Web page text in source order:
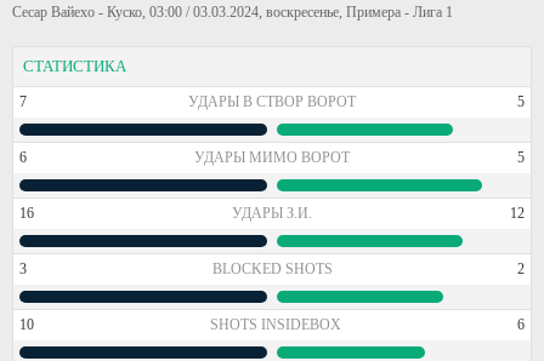
Сесар Вайехо - Куско, 03:00 / 03.03.2024, воскресенье, Примера - Лига 1
СТАТИСТИКА
7 УДАРЫ В СТВОР ВОРОТ 5
6 УДАРЫ МИМО ВОРОТ 5
16 УДАРЫ З.И. 12
3 BLOCKED SHOTS 2
10 SHOTS INSIDEBOX 6